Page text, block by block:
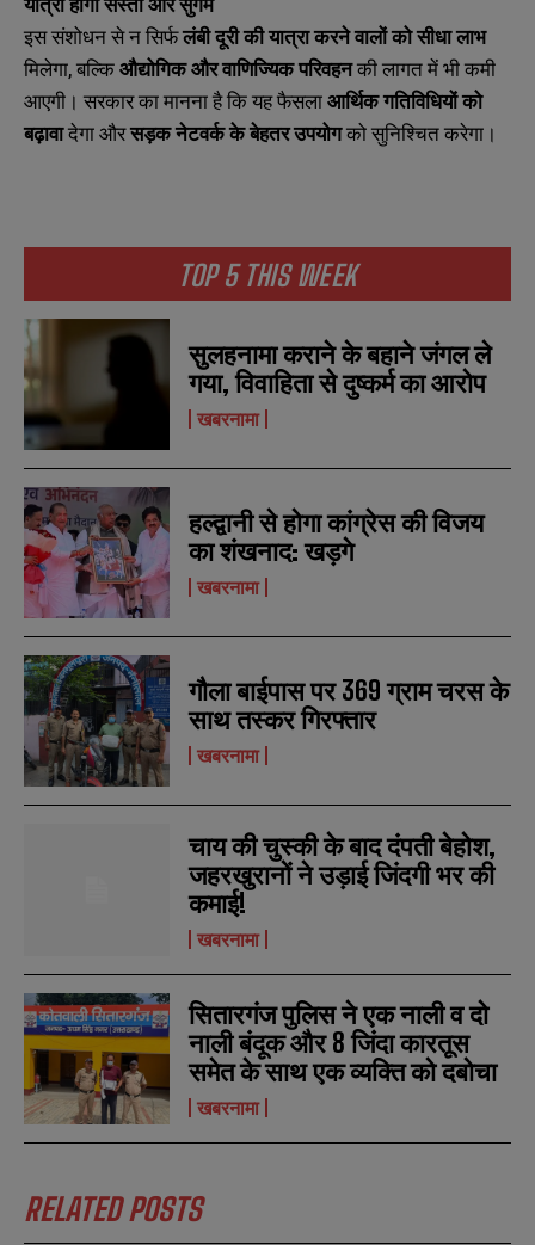
a
N
r
SUBMIT
a
N
r
SUBMIT
TOP 5 THIS WEEK
सुलहनामा कराने के बहाने जंगल ले
गया, विवाहिता से दुष्कर्म का आरोप
खबरनामा
हल्द्वानी से होगा कांग्रेस की विजय
का शंखनाद: खड़गे
खबरनामा
गौला बाईपास पर 369 ग्राम चरस के
साथ तस्कर गिरफ्तार
खबरनामा
चाय की चुस्की के बाद दंपती बेहोश,
जहरखुरानों ने उड़ाई जिंदगी भर की
कमाई!
खबरनामा
सितारगंज पुलिस ने एक नाली व दो
नाली बंदूक और 8 जिंदा कारतूस
समेत के साथ एक व्यक्ति को दबोचा
खबरनामा
RELATED POSTS
इस संशोधन से न सिर्फलंबी दूरी की यात्रा करने वालों को सीधा लाभ
मिलेगा, बल्किऔद्योगिक और वाणिज्यिक परिवहनकी लागत में भी कमी
आएगी। सरकार का मानना है कि यह फैसलाआर्थिक गतिविधियों को
बढ़ावादेगा औरसड़क नेटवर्क के बेहतर उपयोगको सुनिश्चित करेगा।